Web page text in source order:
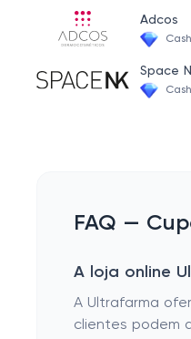
Diabetes
Protetor/
Protetor Labial
Antiidade
Adcos
Space
FAQ —
A loja online
A Ultrafarma
clientes podem